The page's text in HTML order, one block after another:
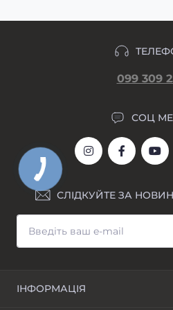
099 309
СОЦ
СЛІДКУЙТЕ ЗА
ІНФОРМАЦІЯ